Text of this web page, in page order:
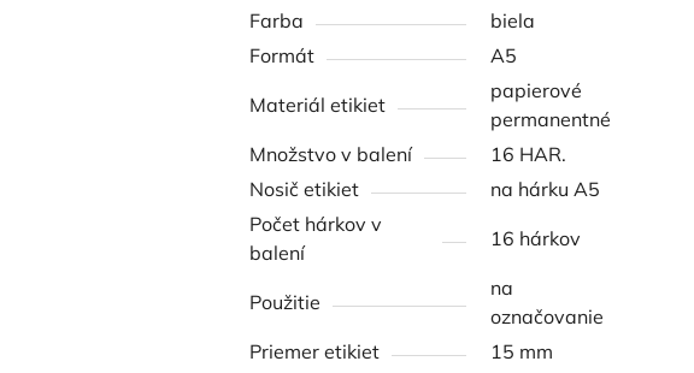
Farba
biela
Formát
A5
Materiál etikiet
papierové
permanentné
Množstvo v balení
16 HAR.
Nosič etikiet
na hárku A5
Počet hárkov v
balení
16 hárkov
Použitie
na
označovanie
Priemer etikiet
15 mm